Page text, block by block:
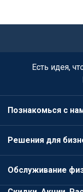
Есть идея,
Познакомься с
Решения для
Обслуживание